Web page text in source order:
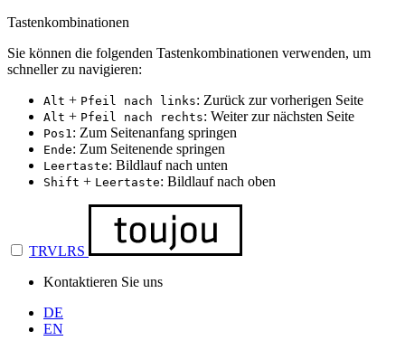
Tastenkombinationen
Sie können die folgenden Tastenkombinationen verwenden, um
schneller zu navigieren:
Alt + Pfeil nach links: Zurück zur vorherigen Seite
Alt + Pfeil nach rechts: Weiter zur nächsten Seite
Pos1: Zum Seitenanfang springen
Ende: Zum Seitenende springen
Leertaste: Bildlauf nach unten
Shift + Leertaste: Bildlauf nach oben
TRVLRS
Kontaktieren Sie uns
DE
EN